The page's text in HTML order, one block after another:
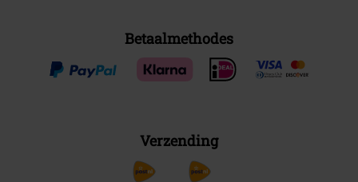
Betaalmethodes
Verzending